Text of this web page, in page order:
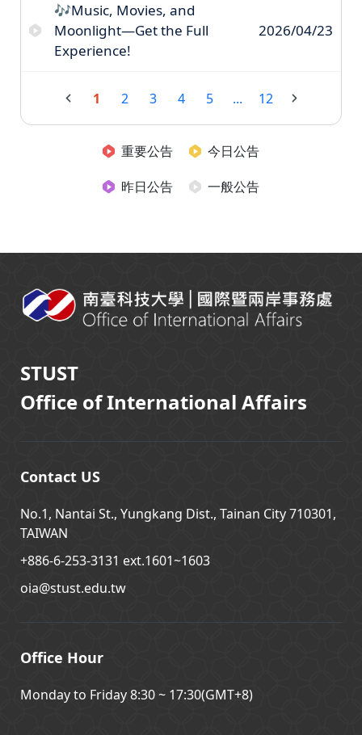
🎶Music, Movies, and
Moonlight—Get the Full
Experience!
2026/04/23
1 2 3 4 5 ... 12
重要公告
今日公告
昨日公告
一般公告
:::
STUST
Office of International Affairs
Contact US
No.1, Nantai St., Yungkang Dist., Tainan City 710301,
TAIWAN
+886-6-253-3131 ext.1601~1603
oia@stust.edu.tw
Office Hour
Monday to Friday 8:30 ~ 17:30(GMT+8)